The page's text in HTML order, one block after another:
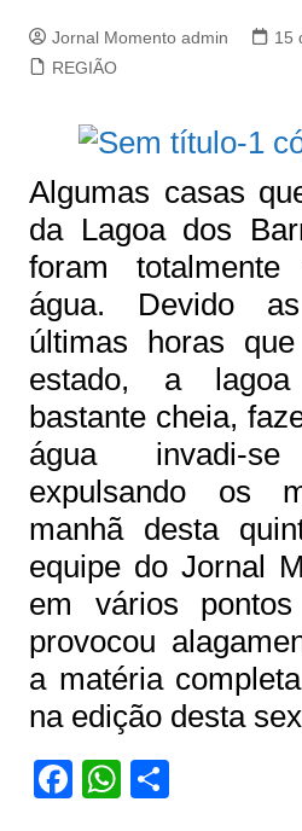
Jornal Momento admin
15
REGIÃO
Algumas casas
da Lagoa dos
foram
água. Devido
últimas horas
estado, a
bastante cheia,
água invadi-
expulsando os
manhã desta
equipe do Jornal
em vários
provocou
a matéria
na edição desta
F W S